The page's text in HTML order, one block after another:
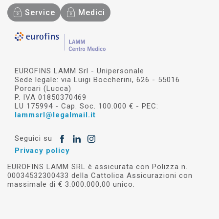
Service Medici
EUROFINS LAMM Srl - Unipersonale
Sede legale: via Luigi Boccherini, 626 - 55016
Porcari (Lucca)
P. IVA 01850370469
LU 175994 - Cap. Soc. 100.000 € - PEC:
lammsrl@legalmail.it
Seguici su
Privacy policy
EUROFINS LAMM SRL è assicurata con Polizza n.
00034532300433 della Cattolica Assicurazioni con
massimale di € 3.000.000,00 unico.